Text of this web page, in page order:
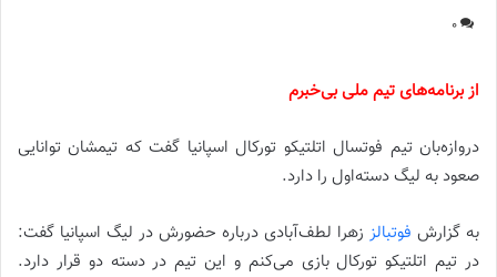
0
از برنامه‌های تیم ملی بی‌خبرم
دروازه‌بان تیم فوتسال اتلتیکو تورکال اسپانیا گفت که تیمشان توانایی
صعود به لیگ دسته‌اول را دارد.
به گزارش فوتبالز زهرا لطف‌آبادی درباره حضورش در لیگ اسپانیا گفت:
در تیم اتلتیکو تورکال بازی می‌کنم و این تیم در دسته دو قرار دارد.